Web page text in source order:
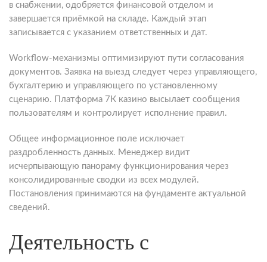
в снабжении, одобряется финансовой отделом и
завершается приёмкой на складе. Каждый этап
записывается с указанием ответственных и дат.
Workflow-механизмы оптимизируют пути согласования
документов. Заявка на выезд следует через управляющего,
бухгалтерию и управляющего по установленному
сценарию. Платформа 7К казино высылает сообщения
пользователям и контролирует исполнение правил.
Общее информационное поле исключает
раздробленность данных. Менеджер видит
исчерпывающую панораму функционирования через
консолидированные сводки из всех модулей.
Постановления принимаются на фундаменте актуальной
сведений.
Деятельность с